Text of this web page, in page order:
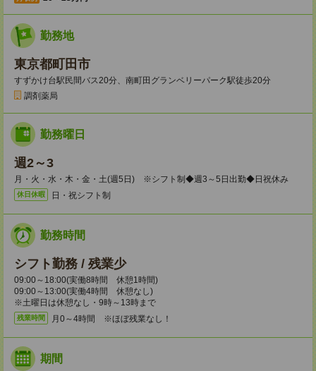
勤務地
東京都町田市
すずかけ台駅民間バス20分、南町田グランベリーパーク駅徒歩20分
調剤薬局
勤務曜日
週2～3
月・火・水・木・金・土(週5日) ※シフト制◆週3～5日出勤◆日祝休み
休日休暇 日・祝シフト制
勤務時間
シフト勤務 / 残業少
09:00～18:00(実働8時間 休憩1時間)
09:00～13:00(実働4時間 休憩なし)
※土曜日は休憩なし・9時～13時まで
残業時間 月0～4時間 ※ほぼ残業なし！
期間